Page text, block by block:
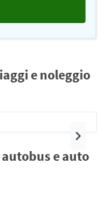
e noleggio
e auto